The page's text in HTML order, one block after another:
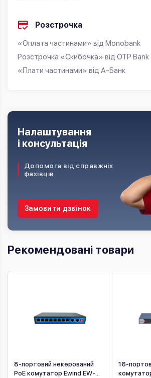
Розстрочка
«Оплата частинами» від Monobank
Розстрочка «Скибочка» від OTP Bank
«Плати частинами» від А-Банк
Допомога від справжніх
фахівців
Налаштування
і консультація
Замовити дзвінок
Рекомендовані товари
8-портовий некерований
PoE комутатор Ewind EW-
16-